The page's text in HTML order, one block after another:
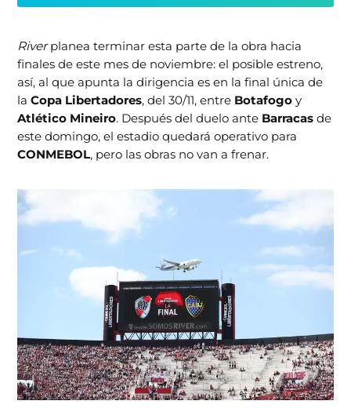
Riverplanea terminar esta parte de la obra hacia
finales de este mes de noviembre: el posible estreno,
así, al que apunta la dirigencia es en la final única de
laCopa Libertadores, del 30/11, entre Botafogoy
Atlético Mineiro. Después del duelo ante Barracasde
este domingo, el estadio quedará operativo para
CONMEBOL, pero las obras no van a frenar.